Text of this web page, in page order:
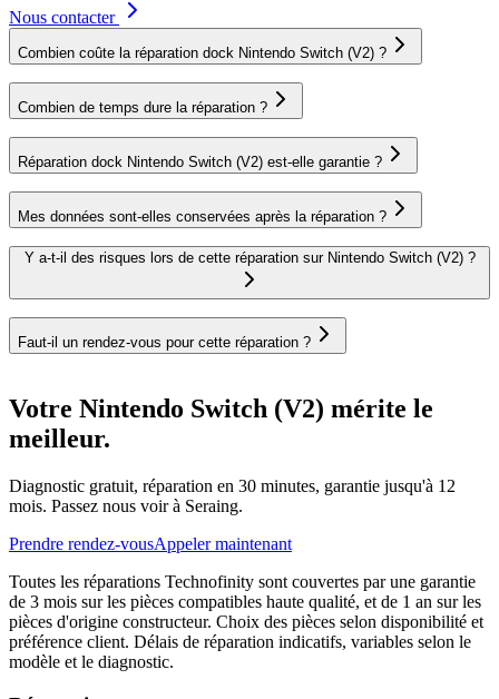
Nous contacter
Combien coûte la réparation dock Nintendo Switch (V2) ?
Combien de temps dure la réparation ?
Réparation dock Nintendo Switch (V2) est-elle garantie ?
Mes données sont-elles conservées après la réparation ?
Y a-t-il des risques lors de cette réparation sur Nintendo Switch (V2) ?
Faut-il un rendez-vous pour cette réparation ?
Votre Nintendo Switch (V2) mérite le
meilleur.
Diagnostic gratuit, réparation en 30 minutes, garantie jusqu'à 12
mois. Passez nous voir à Seraing.
Prendre rendez-vousAppeler maintenant
Toutes les réparations Technofinity sont couvertes par une garantie
de 3 mois sur les pièces compatibles haute qualité, et de 1 an sur les
pièces d'origine constructeur. Choix des pièces selon disponibilité et
préférence client. Délais de réparation indicatifs, variables selon le
modèle et le diagnostic.